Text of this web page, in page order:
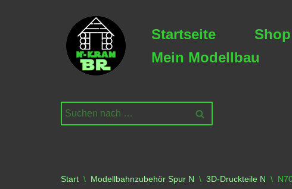
Startseite Shop
Mein Modellbau
Start \ Modellbahnzubehör Spur N \ 3D-Druckteile N \